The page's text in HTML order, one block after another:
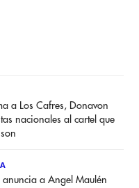
a Los Cafres, Donavon
nacionales al cartel que
anuncia a Angel Maulén